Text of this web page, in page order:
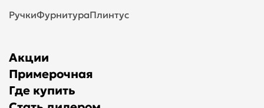
РучкиФурнитураПлинтус
Акции
Примерочная
Где купить